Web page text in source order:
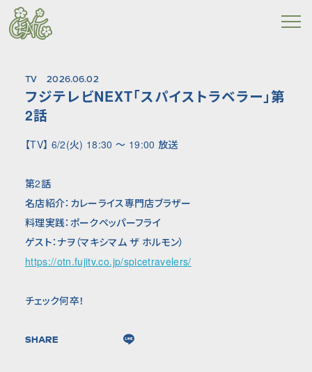
TV 2026.06.02
フジテレビNEXT「スパイストラベラー」第
2話
【TV】 6/2(火) 18:30 〜 19:00 放送
第2話
名店紹介：カレーライス専門店ブラザー
料理実践：ポークペッパーフライ
ゲスト：ナヲ（マキシマム ザ ホルモン）
https://otn.fujitv.co.jp/spicetravelers/
チェック何卒！
SHARE